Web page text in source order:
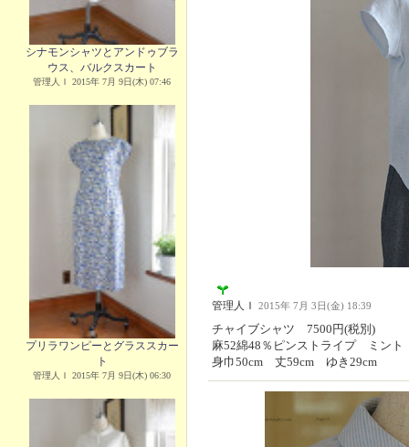
シナモンシャツとアンドゥブラ
ウス、バルクスカート
管理人Ｉ 2015年 7月 9日(木) 07:46
プリラワンピーとグラススカー
ト
管理人Ｉ 2015年 7月 9日(木) 06:30
管理人Ｉ 2015年 7月 3日(金) 18:39
チャイブシャツ 7500円(税別)
麻52綿48％ピンストライプ ミント
身巾50cm 丈59cm ゆき29cm